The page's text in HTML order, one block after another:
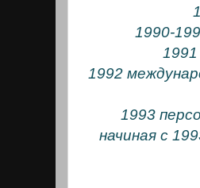
1990-
1992
1993
начиная с